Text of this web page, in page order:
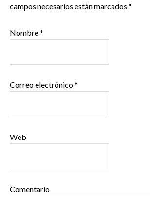
campos necesarios están marcados *
Nombre*
Correo electrónico*
Web
Comentario